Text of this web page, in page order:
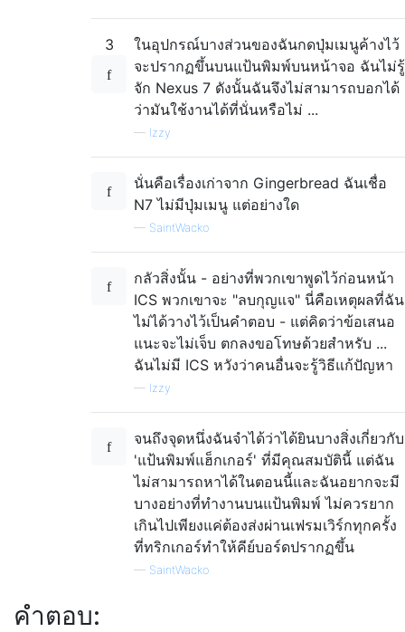
3
ในอุปกรณ์บางส่วนของฉันกดปุ่มเมนูค้างไว้
จะปรากฏขึ้นบนแป้นพิมพ์บนหน้าจอ ฉันไม่รู้
จัก Nexus 7 ดังนั้นฉันจึงไม่สามารถบอกได้
ว่ามันใช้งานได้ที่นั่นหรือไม่ ...
— Izzy
นั่นคือเรื่องเก่าจาก Gingerbread ฉันเชื่อ
N7 ไม่มีปุ่มเมนู แต่อย่างใด
— SaintWacko
กลัวสิ่งนั้น - อย่างที่พวกเขาพูดไว้ก่อนหน้า
ICS พวกเขาจะ "ลบกุญแจ" นี่คือเหตุผลที่ฉัน
ไม่ได้วางไว้เป็นคำตอบ - แต่คิดว่าข้อเสนอ
แนะจะไม่เจ็บ ตกลงขอโทษด้วยสำหรับ ...
ฉันไม่มี ICS หวังว่าคนอื่นจะรู้วิธีแก้ปัญหา
— Izzy
จนถึงจุดหนึ่งฉันจำได้ว่าได้ยินบางสิ่งเกี่ยวกับ
'แป้นพิมพ์แฮ็กเกอร์' ที่มีคุณสมบัตินี้ แต่ฉัน
ไม่สามารถหาได้ในตอนนี้และฉันอยากจะมี
บางอย่างที่ทำงานบนแป้นพิมพ์ ไม่ควรยาก
เกินไปเพียงแค่ต้องส่งผ่านเฟรมเวิร์กทุกครั้ง
ที่ทริกเกอร์ทำให้คีย์บอร์ดปรากฏขึ้น
— SaintWacko
คำตอบ: